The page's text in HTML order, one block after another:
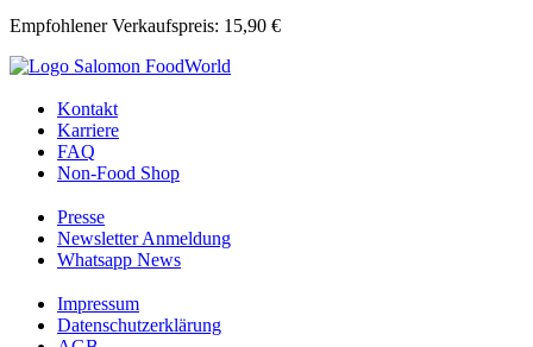
Empfohlener Verkaufspreis: 15,90 €
Kontakt
Karriere
FAQ
Non-Food Shop
Presse
Newsletter Anmeldung
Whatsapp News
Impressum
Datenschutzerklärung